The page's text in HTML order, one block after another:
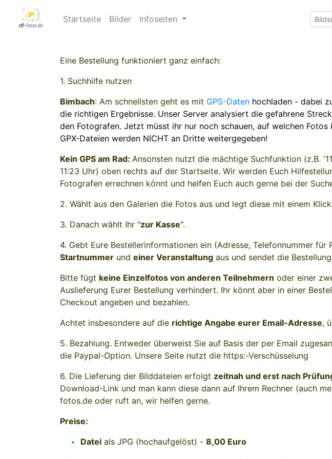
Startseite Bilder Infoseiten
Eine Bestellung funktioniert ganz einfach:
1. Suchhilfe nutzen
Bimbach: Am schnellsten geht es mit GPS-Daten hochladen - dabei
die richtigen Ergebnisse. Unser Server analysiert die gefahrene
den Fotografen. Jetzt müsst ihr nur noch schauen, auf welchen
GPX-Dateien werden NICHT an Dritte weitergegeben!
Kein GPS am Rad: Ansonsten nutzt die mächtige Suchfunktion (z.B.
11:23 Uhr) oben rechts auf der Startseite. Wir werden Euch
Fotografen errechnen könnt und helfen Euch auch gerne bei der
2. Wählt aus den Galerien die Fotos aus und legt diese mit einem
3. Danach wählt Ihr "zur Kasse".
4. Gebt Eure Bestellerinformationen ein (Adresse, Telefonnummer für
Startnummer und einer Veranstaltung aus und sendet die
Bitte fügt keine Einzelfotos von anderen Teilnehmern oder einer
Auslieferung Eurer Bestellung verhindert. Ihr könnt aber in einer
Checkout angeben und bezahlen.
Achtet insbesondere auf die richtige Angabe eurer Email-Adresse,
5. Bezahlung. Entweder überweist Sie auf Basis der per Email
die Paypal-Option. Unsere Seite nutzt die https:-Verschüsselung
6. Die Lieferung der Bilddateien erfolgt zeitnah und erst nach
Download-Link und man kann diese dann auf Ihrem Rechner (auch
fotos.de oder ruft an, wir helfen gerne.
Preise:
Datei als JPG (hochaufgelöst) - 8,00 Euro